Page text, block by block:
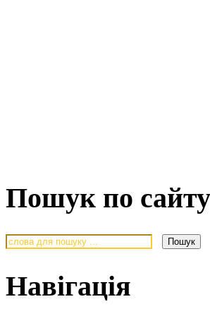
Пошук по сайту
Навігація